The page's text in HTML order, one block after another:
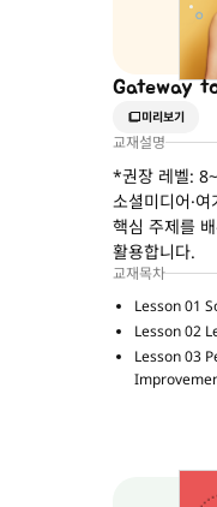
Gateway
미리보기
교재설명
*권장 레벨:
소셜미디어·
핵심 주제를
활용합니다.
교재목차
Lesson 01
Lesson 02
Lesson 03